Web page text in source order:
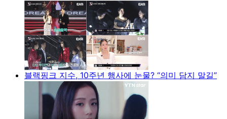
블랙핑크 지수, 10주년 행사에 눈물? “의미 담지 말길”